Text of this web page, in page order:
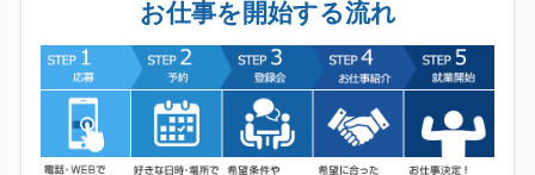
お仕事を開始する流れ